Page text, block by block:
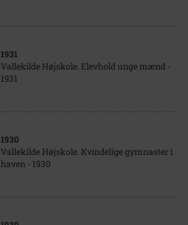
1931
Vallekilde Højskole. Elevhold unge mænd -
1931
1930
Vallekilde Højskole. Kvindelige gymnaster i
haven - 1930